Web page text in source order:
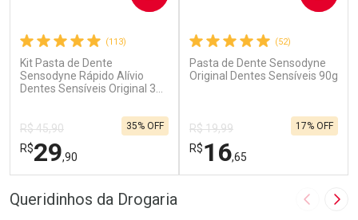
(113)
Kit Pasta de Dente
Sensodyne Rápido Alívio
Dentes Sensíveis Original 3
R$ 45,90
R$29,90
35% OFF
(52)
Pasta de Dente Sensodyne
Original Dentes Sensíveis 90g
R$ 19,99
R$16,65
17% OFF
Queridinhos da Drogaria Imagem